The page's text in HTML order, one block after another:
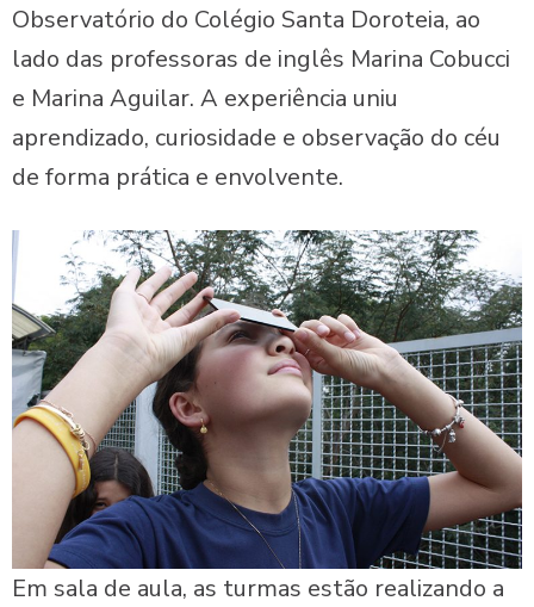
Observatório do Colégio Santa Doroteia, ao
lado das professoras de inglês Marina Cobucci
e Marina Aguilar. A experiência uniu
aprendizado, curiosidade e observação do céu
de forma prática e envolvente.
Em sala de aula, as turmas estão realizando a